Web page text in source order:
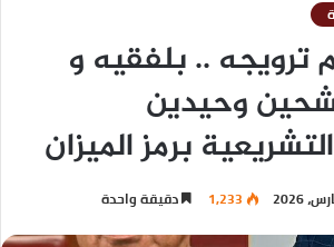
ترويجه .. بلفقيه و
وحيدين
برمز الميزان
1,233 دقيقة واحدة